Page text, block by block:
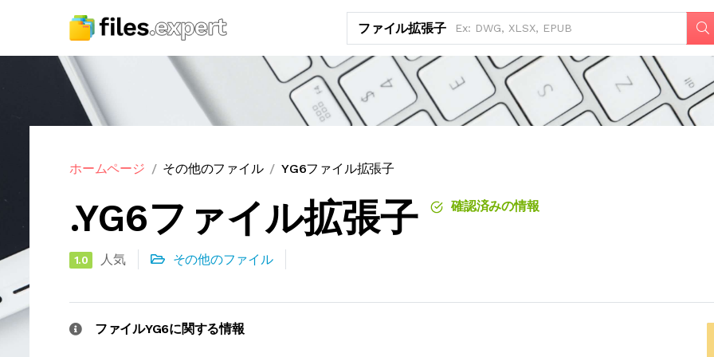
ファイル拡張子
ホームページ その他のファイル YG6ファイル拡張子
.YG6ファイル拡張子 確認済みの情報
1.0 人気 その他のファイル
ファイルYG6に関する情報